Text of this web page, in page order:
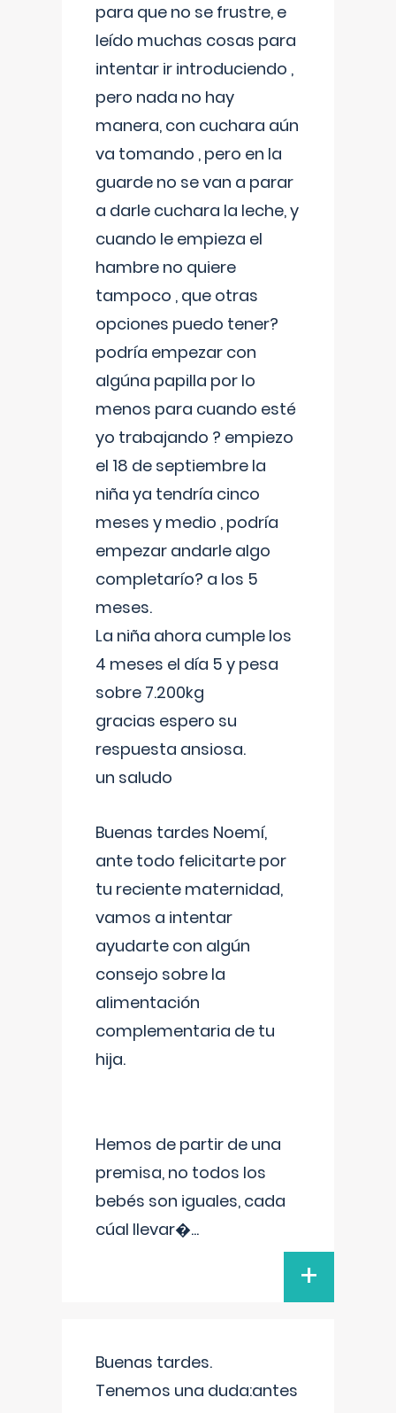
para que no se frustre, e
leído muchas cosas para
intentar ir introduciendo ,
pero nada no hay
manera, con cuchara aún
va tomando , pero en la
guarde no se van a parar
a darle cuchara la leche, y
cuando le empieza el
hambre no quiere
tampoco , que otras
opciones puedo tener?
podría empezar con
algúna papilla por lo
menos para cuando esté
yo trabajando ? empiezo
el 18 de septiembre la
niña ya tendría cinco
meses y medio , podría
empezar andarle algo
completarío? a los 5
meses.
La niña ahora cumple los
4 meses el día 5 y pesa
sobre 7.200kg
gracias espero su
respuesta ansiosa.
un saludo
Buenas tardes Noemí,
ante todo felicitarte por
tu reciente maternidad,
vamos a intentar
ayudarte con algún
consejo sobre la
alimentación
complementaria de tu
hija.
Hemos de partir de una
premisa, no todos los
bebés son iguales, cada
cúal llevar�...
+
Buenas tardes.
Tenemos una duda:antes